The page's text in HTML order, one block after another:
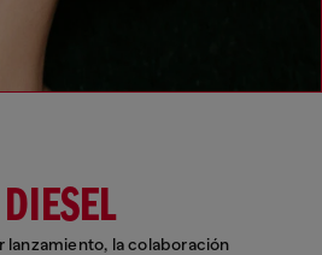
lanzamiento, la colaboración